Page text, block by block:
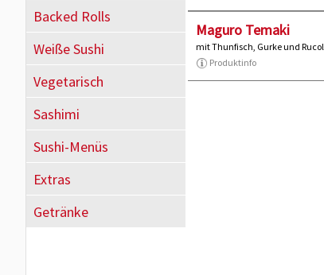
Backed Rolls
Weiße Sushi
Vegetarisch
Sashimi
Sushi-Menüs
Extras
Getränke
Maguro Temaki
mit Thunfisch, Gurke und
Produktinfo